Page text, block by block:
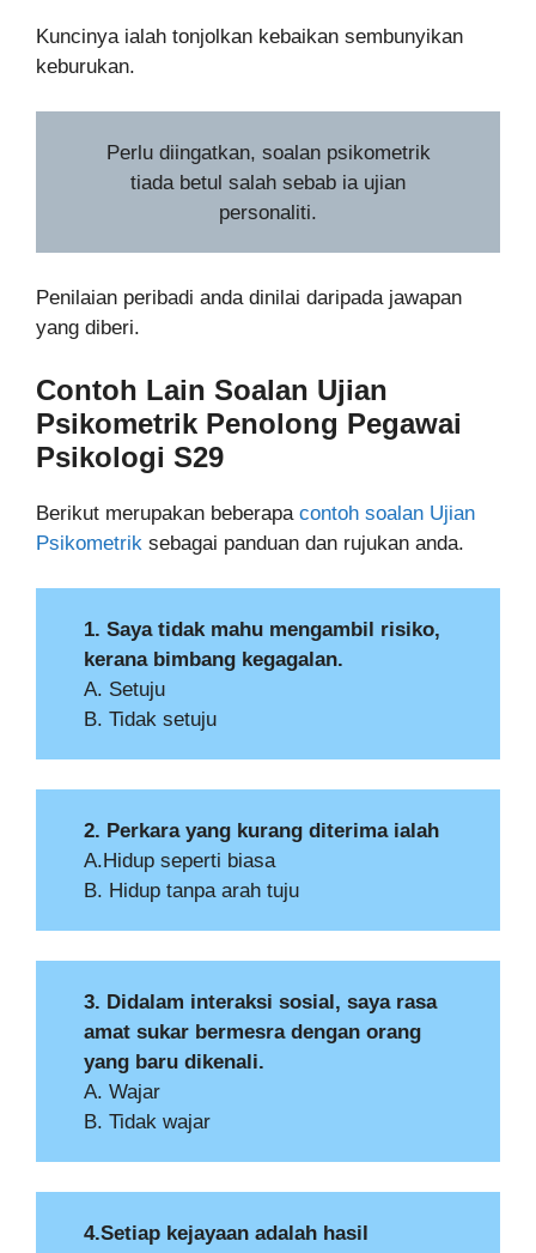
Kuncinya ialah tonjolkan kebaikan sembunyikan
keburukan.
Perlu diingatkan, soalan psikometrik
tiada betul salah sebab ia ujian
personaliti.
Penilaian peribadi anda dinilai daripada jawapan
yang diberi.
Contoh Lain Soalan Ujian
Psikometrik Penolong Pegawai
Psikologi S29
Berikut merupakan beberapa contoh soalan Ujian
Psikometrik sebagai panduan dan rujukan anda.
1. Saya tidak mahu mengambil risiko,
kerana bimbang kegagalan.
A. Setuju
B. Tidak setuju
2. Perkara yang kurang diterima ialah
A.Hidup seperti biasa
B. Hidup tanpa arah tuju
3. Didalam interaksi sosial, saya rasa
amat sukar bermesra dengan orang
yang baru dikenali.
A. Wajar
B. Tidak wajar
4.Setiap kejayaan adalah hasil